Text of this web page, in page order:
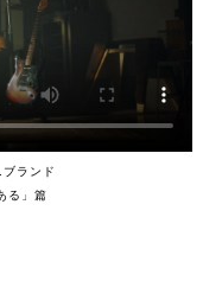
ランド
る」篇